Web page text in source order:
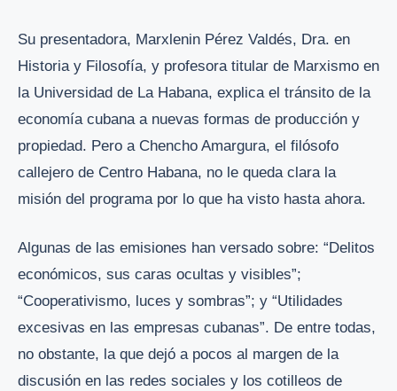
Su presentadora, Marxlenin Pérez Valdés, Dra. en
Historia y Filosofía, y profesora titular de Marxismo en
la Universidad de La Habana, explica el tránsito de la
economía cubana a nuevas formas de producción y
propiedad. Pero a Chencho Amargura, el filósofo
callejero de Centro Habana, no le queda clara la
misión del programa por lo que ha visto hasta ahora.
Algunas de las emisiones han versado sobre: “Delitos
económicos, sus caras ocultas y visibles”;
“Cooperativismo, luces y sombras”; y “Utilidades
excesivas en las empresas cubanas”. De entre todas,
no obstante, la que dejó a pocos al margen de la
discusión en las redes sociales y los cotilleos de